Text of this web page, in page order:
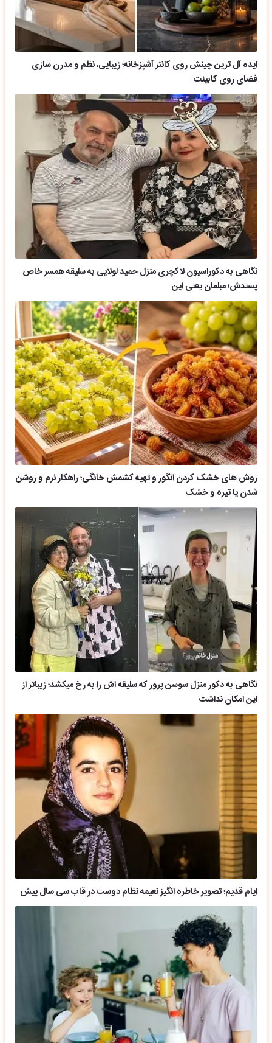
ایده آل ترین چینش روی کانتر آشپزخانه؛ زیبایی، نظم و مدرن سازی
فضای روی کابینت
نگاهی به دکوراسیون لاکچری منزل حمید لولایی به سلیقه همسر خاص
پسندش؛ مبلمان یعنی این
روش های خشک کردن انگور و تهیه کشمش خانگی؛ راهکار نرم و روشن
شدن یا تیره و خشک
نگاهی به دکور منزل سوسن پرور که سلیقه اش را به رخ میکشد؛ زیباتر از
این امکان نداشت
ایام قدیم؛ تصویر خاطره انگیز نعیمه نظام دوست در قاب سی سال پیش